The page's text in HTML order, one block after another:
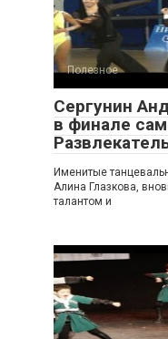
Полезное
Сергунин
в финале
Именитые
Алина Глазкова,
талантом и